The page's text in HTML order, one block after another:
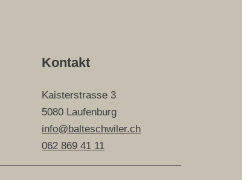
Kontakt
Kaisterstrasse 3
5080 Laufenburg
info@balteschwiler.ch
062 869 41 11